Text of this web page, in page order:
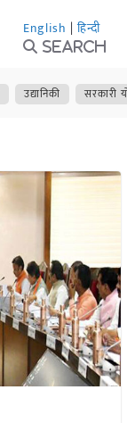
English | हिन्दी
Search
उद्यानिकी सरकारी